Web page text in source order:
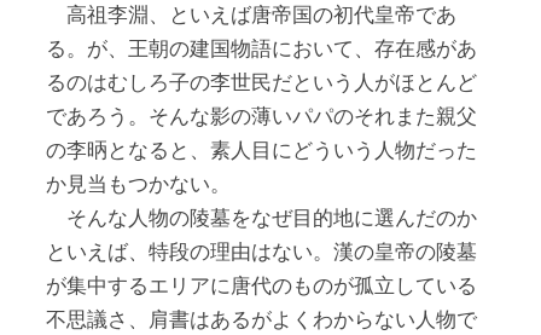
高祖李淵、といえば唐帝国の初代皇帝であ
る。が、王朝の建国物語において、存在感があ
るのはむしろ子の李世民だという人がほとんど
であろう。そんな影の薄いパパのそれまた親父
の李昞となると、素人目にどういう人物だった
か見当もつかない。
そんな人物の陵墓をなぜ目的地に選んだのか
といえば、特段の理由はない。漢の皇帝の陵墓
が集中するエリアに唐代のものが孤立している
不思議さ、肩書はあるがよくわからない人物で